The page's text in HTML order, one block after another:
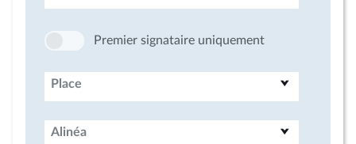
Premier signataire uniquement
Place
Alinéa